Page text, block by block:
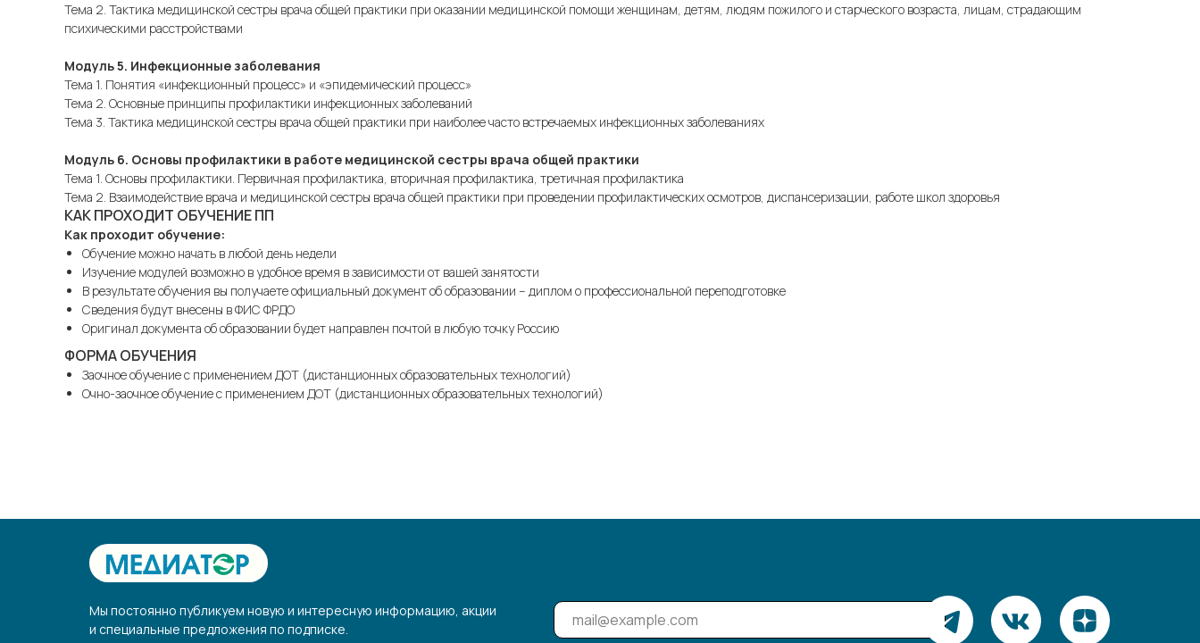
Тема 2. Тактика медицинской сестры врача общей практики при оказании медицинской помощи женщинам, детям, людям пожилого и старческого возраста, лицам, страдающим
психическими расстройствами
Модуль 5. Инфекционные заболевания
Тема 1. Понятия «инфекционный процесс» и «эпидемический процесс»
Тема 2. Основные принципы профилактики инфекционных заболеваний
Тема 3. Тактика медицинской сестры врача общей практики при наиболее часто встречаемых инфекционных заболеваниях
Модуль 6. Основы профилактики в работе медицинской сестры врача общей практики
Тема 1. Основы профилактики. Первичная профилактика, вторичная профилактика, третичная профилактика
Тема 2. Взаимодействие врача и медицинской сестры врача общей практики при проведении профилактических осмотров, диспансеризации, работе школ здоровья
КАК ПРОХОДИТ ОБУЧЕНИЕ ПП
Как проходит обучение:
Обучение можно начать в любой день недели
Изучение модулей возможно в удобное время в зависимости от вашей занятости
В результате обучения вы получаете официальный документ об образовании – диплом о профессиональной переподготовке
Сведения будут внесены в ФИС ФРДО
Оригинал документа об образовании будет направлен почтой в любую точку Россию
ФОРМА ОБУЧЕНИЯ
Заочное обучение с применением ДОТ (дистанционных образовательных технологий)
Очно-заочное обучение с применением ДОТ (дистанционных образовательных технологий)
Мы постоянно публикуем новую и интересную информацию, акции
и специальные предложения по подписке.